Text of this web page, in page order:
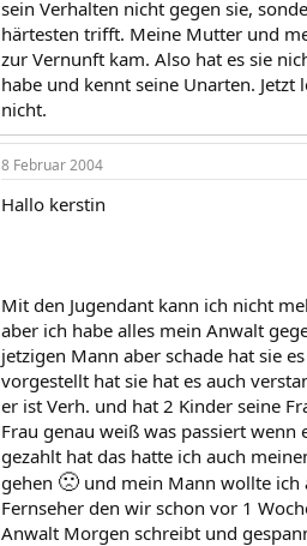
sein Verhalten nicht gegen sie,
härtesten trifft. Meine Mutter und
zur Vernunft kam. Also hat es sie
habe und kennt seine Unarten.
nicht.
8 Februar 2004
Hallo kerstin
Mit den Jugendant kann ich nicht
aber ich habe alles mein Anwalt
jetzigen Mann aber schade hat sie
vorgestellt hat sie hat es auch
er ist Verh. und hat 2 Kinder seine
Frau genau weiß was passiert
gezahlt hat das hatte ich auch
gehen 🙁 und mein Mann wollte ich
Fernseher den wir schon vor 1
Anwalt Morgen schreibt und